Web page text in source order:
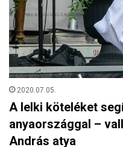
2020.07.05.
A lelki köteléket
anyaországgal –
András atya